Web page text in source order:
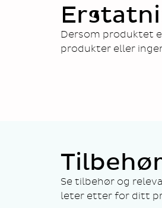
Dersom produktet
produkter eller
Se tilbehør og
leter etter for ditt